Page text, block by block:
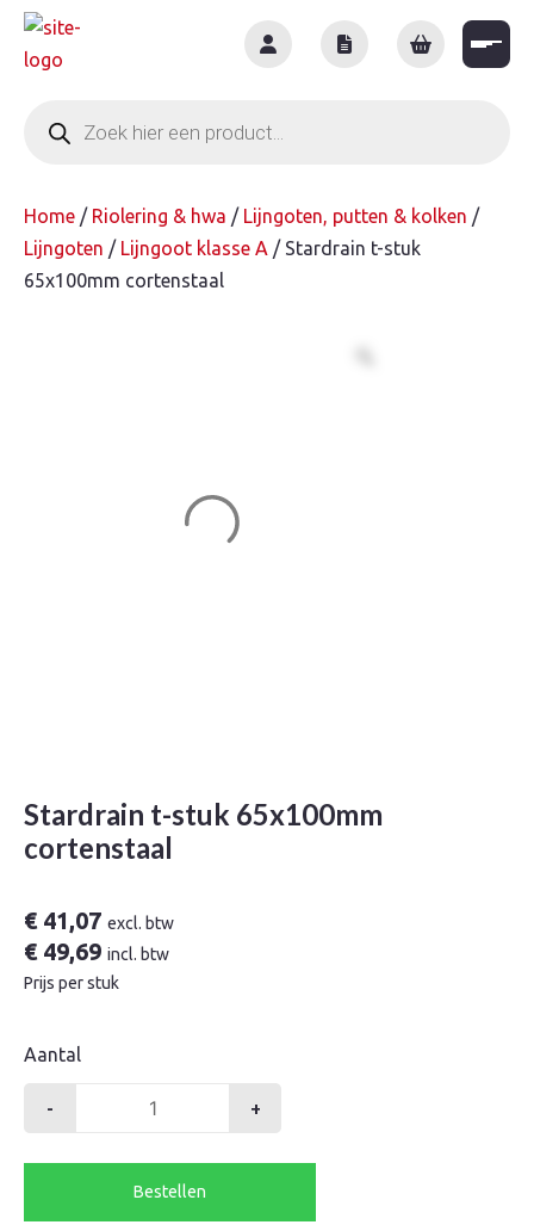
Skip
zoeken
Home / Riolering & hwa / Lijngoten, putten & kolken /
Lijngoten / Lijngoot klasse A / Stardrain t-stuk
65x100mm cortenstaal
Stardrain t-stuk 65x100mm
cortenstaal
€41,07 excl. btw
€49,69 incl. btw
Prijs per stuk
Aantal
-
65x100mm
+
Bestellen